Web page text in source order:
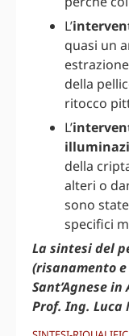
L’
quasi un
della
ritocco
L’
della
alteri o
sono
specifici
La sintesi del
(risanamento
Sant’Agnese
Prof. Ing. Luca